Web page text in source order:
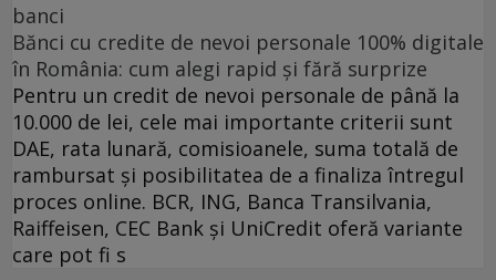
banci
Bănci cu credite de nevoi personale 100% digitale
în România: cum alegi rapid și fără surprize
Pentru un credit de nevoi personale de până la
10.000 de lei, cele mai importante criterii sunt
DAE, rata lunară, comisioanele, suma totală de
rambursat și posibilitatea de a finaliza întregul
proces online. BCR, ING, Banca Transilvania,
Raiffeisen, CEC Bank și UniCredit oferă variante
care pot fi s